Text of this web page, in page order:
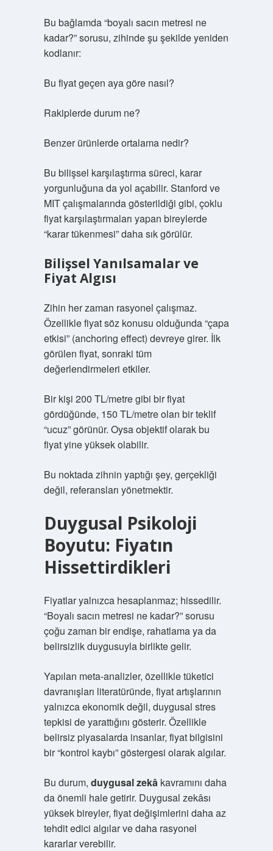
Bu bağlamda “boyalı sacın metresi ne
kadar?” sorusu, zihinde şu şekilde yeniden
kodlanır:
Bu fiyat geçen aya göre nasıl?
Rakiplerde durum ne?
Benzer ürünlerde ortalama nedir?
Bu bilişsel karşılaştırma süreci, karar
yorgunluğuna da yol açabilir. Stanford ve
MIT çalışmalarında gösterildiği gibi, çoklu
fiyat karşılaştırmaları yapan bireylerde
“karar tükenmesi” daha sık görülür.
Bilişsel Yanılsamalar ve
Fiyat Algısı
Zihin her zaman rasyonel çalışmaz.
Özellikle fiyat söz konusu olduğunda “çapa
etkisi” (anchoring effect) devreye girer. İlk
görülen fiyat, sonraki tüm
değerlendirmeleri etkiler.
Bir kişi 200 TL/metre gibi bir fiyat
gördüğünde, 150 TL/metre olan bir teklif
“ucuz” görünür. Oysa objektif olarak bu
fiyat yine yüksek olabilir.
Bu noktada zihnin yaptığı şey, gerçekliği
değil, referansları yönetmektir.
Duygusal Psikoloji
Boyutu: Fiyatın
Hissettirdikleri
Fiyatlar yalnızca hesaplanmaz; hissedilir.
“Boyalı sacın metresi ne kadar?” sorusu
çoğu zaman bir endişe, rahatlama ya da
belirsizlik duygusuyla birlikte gelir.
Yapılan meta-analizler, özellikle tüketici
davranışları literatüründe, fiyat artışlarının
yalnızca ekonomik değil, duygusal stres
tepkisi de yarattığını gösterir. Özellikle
belirsiz piyasalarda insanlar, fiyat bilgisini
bir “kontrol kaybı” göstergesi olarak algılar.
Bu durum, duygusal zekâkavramını daha
da önemli hale getirir. Duygusal zekâsı
yüksek bireyler, fiyat değişimlerini daha az
tehdit edici algılar ve daha rasyonel
kararlar verebilir.